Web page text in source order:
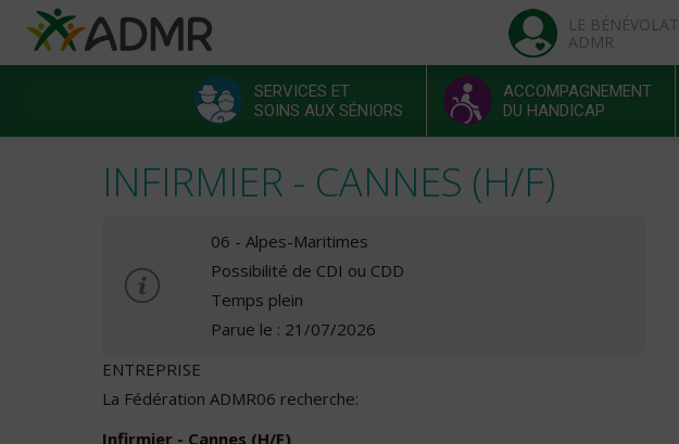
Aller au contenu principal
LE BÉNÉVOLAT
ADMR
SERVICES ET
SOINS AUX SÉNIORS
ACCOMPAGNEMENT
DU HANDICAP
INFIRMIER - CANNES (H/F)
06 - Alpes-Maritimes
Possibilité de CDI ou CDD
Temps plein
Parue le : 21/07/2026
ENTREPRISE
La Fédération ADMR06 recherche:
Infirmier - Cannes (H/F)
Panneau de gestion des cookies